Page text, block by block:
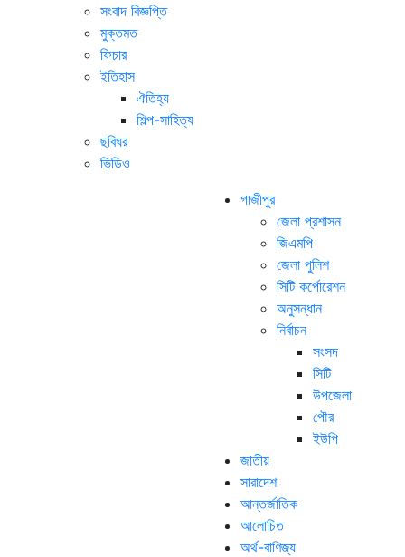
সংবাদ বিজ্ঞপ্তি
মুক্তমত
ফিচার
ইতিহাস
ঐতিহ্য
শিল্প-সাহিত্য
ছবিঘর
ভিডিও
গাজীপুর
জেলা প্রশাসন
জিএমপি
জেলা পুলিশ
সিটি কর্পোরেশন
অনুসন্ধান
নির্বাচন
সংসদ
সিটি
উপজেলা
পৌর
ইউপি
জাতীয়
সারাদেশ
আন্তর্জাতিক
আলোচিত
অর্থ-বাণিজ্য